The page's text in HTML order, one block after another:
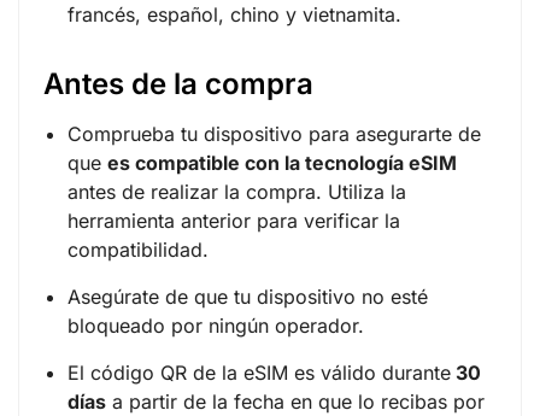
francés, español, chino y vietnamita.
Antes de la compra
Comprueba tu dispositivo para asegurarte de
que es compatible con la tecnología eSIM
antes de realizar la compra. Utiliza la
herramienta anterior para verificar la
compatibilidad.
Asegúrate de que tu dispositivo no esté
bloqueado por ningún operador.
El código QR de la eSIM es válido durante 30
días a partir de la fecha en que lo recibas por